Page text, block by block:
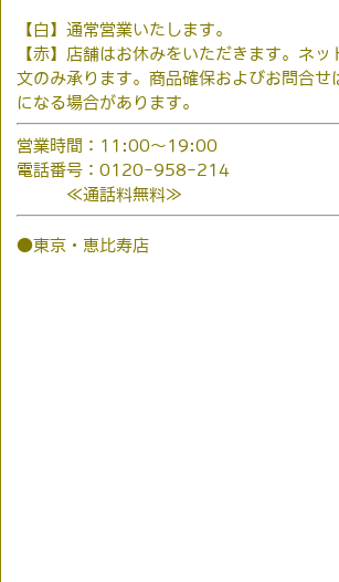
【白】通常営業いたします。
【赤】店舗はお休みをいただきます。ネッ
文のみ承ります。商品確保およびお問合せ
になる場合があります。
営業時間：11:00～19:00
電話番号：0120-958-214
≪通話料無料≫
●東京・恵比寿店